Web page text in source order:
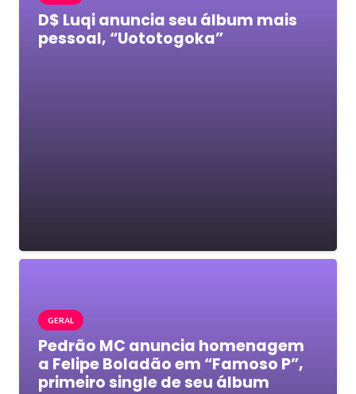
D$ Luqi anuncia seu álbum mais
pessoal, “Uototogoka”
GERAL
Pedrão MC anuncia homenagem
a Felipe Boladão em “Famoso P”,
primeiro single de seu álbum